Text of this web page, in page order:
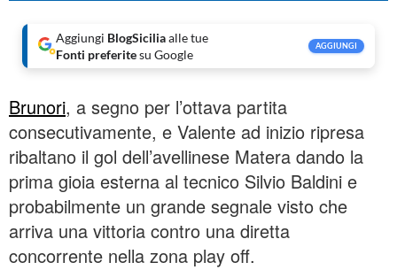
Aggiungi BlogSiciliaalle tue
Fonti preferitesu Google
AGGIUNGI
Brunori, a segno per l’ottava partita
consecutivamente, e Valente ad inizio ripresa
ribaltano il gol dell’avellinese Matera dando la
prima gioia esterna al tecnico Silvio Baldini e
probabilmente un grande segnale visto che
arriva una vittoria contro una diretta
concorrente nella zona play off.